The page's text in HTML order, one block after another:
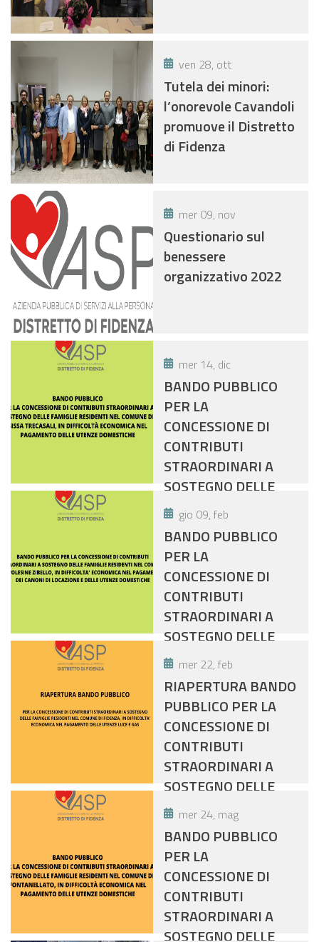
ven 28, ott
Tutela dei minori:
l’onorevole Cavandoli
promuove il Distretto
di Fidenza
mer 09, nov
Questionario sul
benessere
organizzativo 2022
mer 14, dic
BANDO PUBBLICO
PER LA
CONCESSIONE DI
CONTRIBUTI
STRAORDINARI A
SOSTEGNO DELLE
FAMIGLIE RESIDENTI
NEL COMUNE DI
SISSA TRECASALI, IN
DIFFICOLTÀ
ECONOMICA NEL
PAGAMENTO DELLE
UTENZE
DOMESTICHE
gio 09, feb
BANDO PUBBLICO
PER LA
CONCESSIONE DI
CONTRIBUTI
STRAORDINARI A
SOSTEGNO DELLE
FAMIGLIE RESIDENTI
NEL COMUNE DI
POLESINE ZIBELLO,
IN DIFFICOLTA'
ECONOMICA NEL
PAGAMENTO DEI
CANONI DI
LOCAZIONE E DELLE
UTENZE
DOMESTICHE
mer 22, feb
RIAPERTURA BANDO
PUBBLICO PER LA
CONCESSIONE DI
CONTRIBUTI
STRAORDINARI A
SOSTEGNO DELLE
FAMIGLIE RESIDENTI
NEL COMUNE DI
FIDENZA, IN
DIFFICOLTA'
ECONOMICA NEL
PAGAMENTO DELLE
UTENZE LUCE E GAS
mer 24, mag
BANDO PUBBLICO
PER LA
CONCESSIONE DI
CONTRIBUTI
STRAORDINARI A
SOSTEGNO DELLE